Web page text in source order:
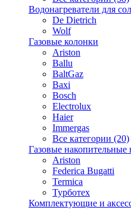
Водонагреватели для
De Dietrich
Wolf
Газовые колонки
Ariston
Ballu
BaltGaz
Baxi
Bosсh
Electrolux
Haier
Immergas
Все категории (20)
Газовые накопительные
Ariston
Federica Bugatti
Termica
Турботех
Комплектующие и